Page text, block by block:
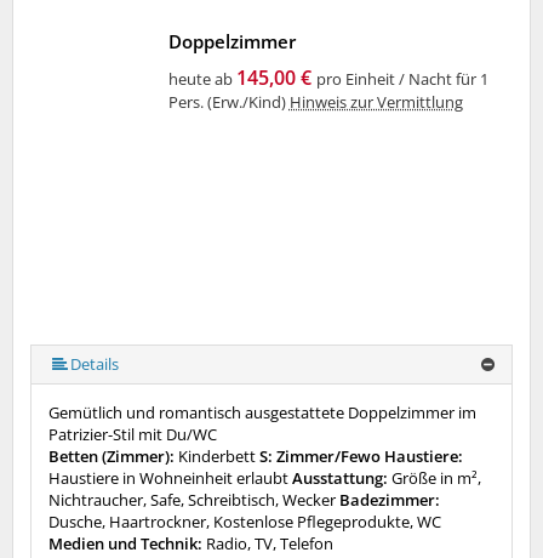
Doppelzimmer
heute ab 145,00 € pro Einheit / Nacht für 1
Pers. (Erw./Kind) Hinweis zur Vermittlung
Details
Gemütlich und romantisch ausgestattete Doppelzimmer im
Patrizier-Stil mit Du/WC
Betten (Zimmer): KinderbettS: Zimmer/Fewo Haustiere:
Haustiere in Wohneinheit erlaubtAusstattung: Größe in m²,
Nichtraucher, Safe, Schreibtisch, Wecker Badezimmer:
Dusche, Haartrockner, Kostenlose Pflegeprodukte, WC
Medien und Technik: Radio, TV, Telefon